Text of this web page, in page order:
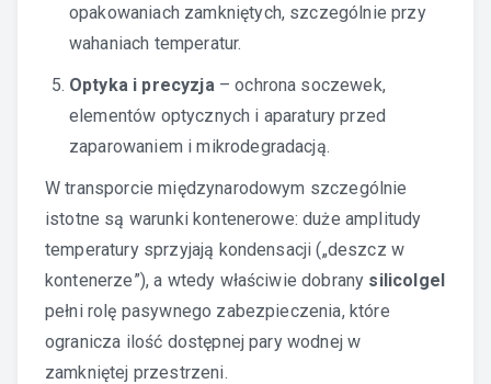
opakowaniach zamkniętych, szczególnie przy
wahaniach temperatur.
Optyka i precyzja– ochrona soczewek,
elementów optycznych i aparatury przed
zaparowaniem i mikrodegradacją.
W transporcie międzynarodowym szczególnie
istotne są warunki kontenerowe: duże amplitudy
temperatury sprzyjają kondensacji („deszcz w
kontenerze”), a wtedy właściwie dobrany silicolgel
pełni rolę pasywnego zabezpieczenia, które
ogranicza ilość dostępnej pary wodnej w
zamkniętej przestrzeni.